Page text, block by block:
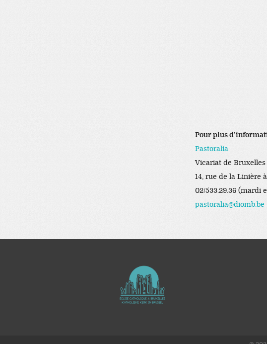
Pour plus
Pastoralia
Vicariat de Bruxelles
14, rue de la Linière
02/533.29.36 (mardi
pastoralia@diomb.be